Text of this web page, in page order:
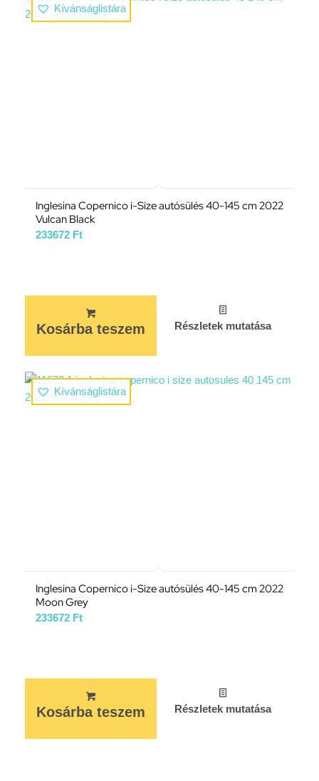
Kívánságlistára
Inglesina Copernico i-Size autósülés 40-145 cm 2022
Vulcan Black
233672 Ft
Kosárba teszem Részletek mutatása
Kívánságlistára
Inglesina Copernico i-Size autósülés 40-145 cm 2022
Moon Grey
233672 Ft
Kosárba teszem Részletek mutatása